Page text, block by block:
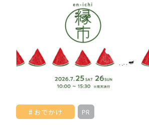
おでかけ PR